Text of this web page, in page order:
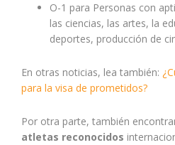
O-1 para Personas con
las ciencias, las artes, la
deportes, producción de
En otras noticias, lea también:
para la visa de prometidos?
Por otra parte, también
atletas reconocidos